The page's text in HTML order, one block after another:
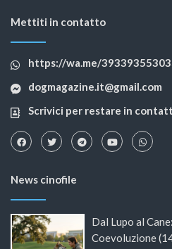
Mettiti in contatto
https://wa.me/
dogmagazine.it@gmail.com
Scrivici per restare in
News cinofile
Dal Lupo al
Coevoluzione